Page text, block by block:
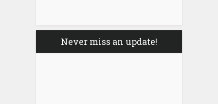
Never miss an update!